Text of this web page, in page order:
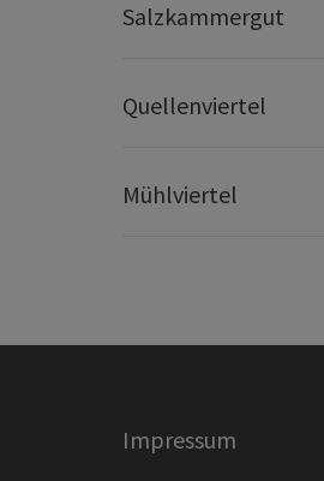
Salzkammergut
Quellenviertel
Mühlviertel
Impressum